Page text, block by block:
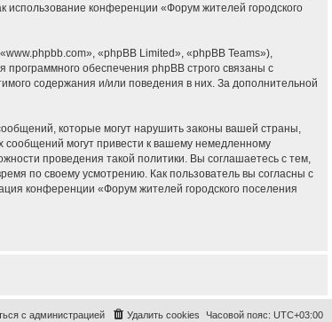
использование конференции «Форум жителей городского
«phpBB Limited», «phpBB Teams»),
программного обеспечения phpBB строго связаны с
содержания и/или поведения в них. За дополнительной
которые могут нарушить законы вашей страны,
сообщений могут привести к вашему немедленному
проведения такой политики. Вы соглашаетесь с тем,
по своему усмотрению. Как пользователь вы согласны с
конференции «Форум жителей городского поселения
Часовой пояс: UTC+03:00
Удалить cookies
с администрацией